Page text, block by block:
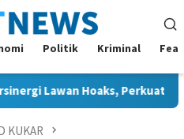
Politik Kriminal
Hoaks, Perkuat
KUKAR